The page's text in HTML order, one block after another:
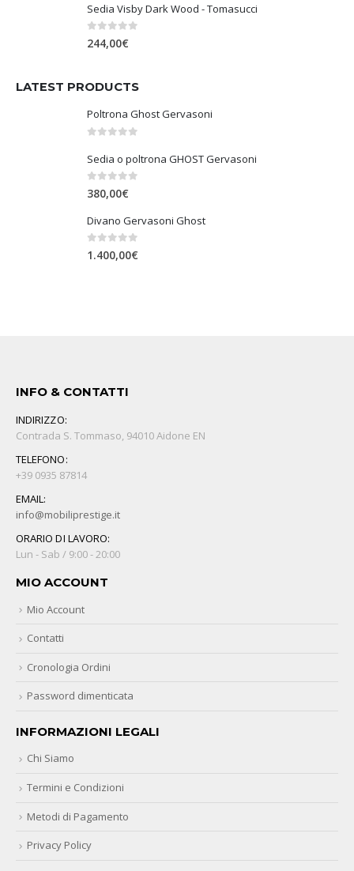
Sedia Visby Dark Wood - Tomasucci
0Su 5
244,00€
LATEST PRODUCTS
Poltrona Ghost Gervasoni
Sedia o poltrona GHOST Gervasoni
0Su 5
380,00€
Divano Gervasoni Ghost
0 Su 5
1.400,00€
INFO & CONTATTI
INDIRIZZO:
Contrada S. Tommaso, 94010 Aidone EN
TELEFONO:
+39 0935 87814
EMAIL:
info@mobiliprestige.it
ORARIO DI LAVORO:
Lun - Sab / 9:00 - 20:00
MIO ACCOUNT
Mio Account
Contatti
Cronologia Ordini
Password dimenticata
INFORMAZIONI LEGALI
Chi Siamo
Termini e Condizioni
Metodi di Pagamento
Privacy Policy